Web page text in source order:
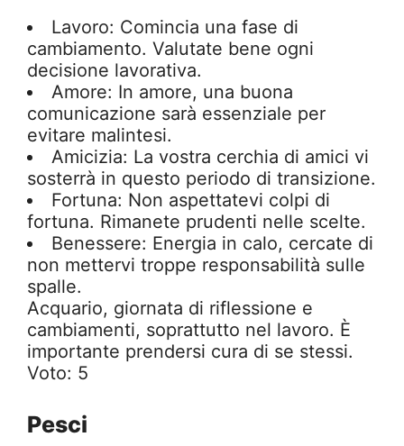
Lavoro: Comincia una fase di
cambiamento. Valutate bene ogni
decisione lavorativa.
Amore: In amore, una buona
comunicazione sarà essenziale per
evitare malintesi.
Amicizia: La vostra cerchia di amici vi
sosterrà in questo periodo di transizione.
Fortuna: Non aspettatevi colpi di
fortuna. Rimanete prudenti nelle scelte.
Benessere: Energia in calo, cercate di
non mettervi troppe responsabilità sulle
spalle.
Acquario, giornata di riflessione e
cambiamenti, soprattutto nel lavoro. È
importante prendersi cura di se stessi.
Voto: 5
Pesci